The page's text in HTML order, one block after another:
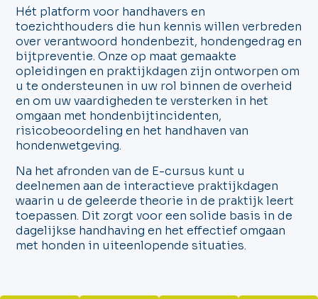
Hét platform voor handhavers en
toezichthouders die hun kennis willen verbreden
over verantwoord hondenbezit, hondengedrag en
bijtpreventie. Onze op maat gemaakte
opleidingen en praktijkdagen zijn ontworpen om
u te ondersteunen in uw rol binnen de overheid
en om uw vaardigheden te versterken in het
omgaan met hondenbijtincidenten,
risicobeoordeling en het handhaven van
hondenwetgeving.
Na het afronden van de E-cursus kunt u
deelnemen aan de interactieve praktijkdagen
waarin u de geleerde theorie in de praktijk leert
toepassen. Dit zorgt voor een solide basis in de
dagelijkse handhaving en het effectief omgaan
met honden in uiteenlopende situaties.